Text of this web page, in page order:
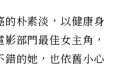
的朴素淡，以健康身
部門最佳女主角，
錯的她，也依舊小心